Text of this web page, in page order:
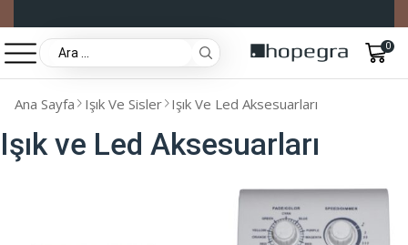
0
Ana Sayfa Işık Ve Sisler Işık Ve Led Aksesuarları
Işık ve Led Aksesuarları